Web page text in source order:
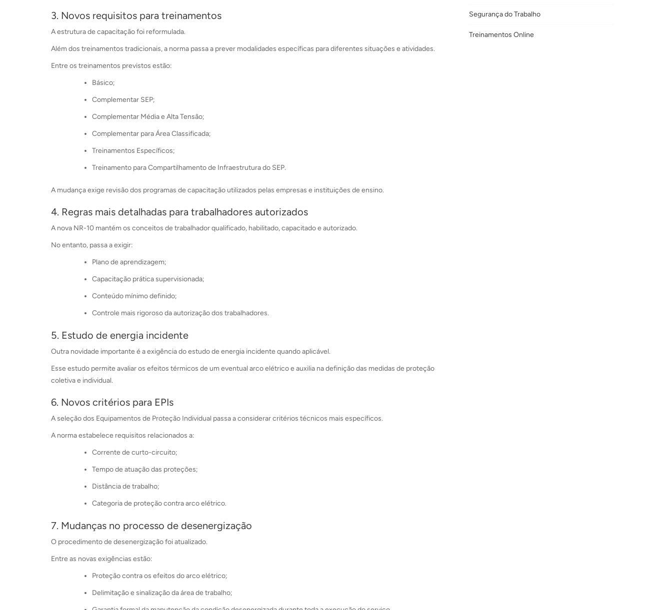
3. Novos requisitos para treinamentos
A estrutura de capacitação foi reformulada.
Além dos treinamentos tradicionais, a norma passa a prever modalidades específicas para diferentes situações e atividades.
Entre os treinamentos previstos estão:
Básico;
Complementar SEP;
Complementar Média e Alta Tensão;
Complementar para Área Classificada;
Treinamentos Específicos;
Treinamento para Compartilhamento de Infraestrutura do SEP.
A mudança exige revisão dos programas de capacitação utilizados pelas empresas e instituições de ensino.
4. Regras mais detalhadas para trabalhadores autorizados
A nova NR-10 mantém os conceitos de trabalhador qualificado, habilitado, capacitado e autorizado.
No entanto, passa a exigir:
Plano de aprendizagem;
Capacitação prática supervisionada;
Conteúdo mínimo definido;
Controle mais rigoroso da autorização dos trabalhadores.
5. Estudo de energia incidente
Outra novidade importante é a exigência do estudo de energia incidente quando aplicável.
Esse estudo permite avaliar os efeitos térmicos de um eventual arco elétrico e auxilia na definição das medidas de proteção
coletiva e individual.
6. Novos critérios para EPIs
A seleção dos Equipamentos de Proteção Individual passa a considerar critérios técnicos mais específicos.
A norma estabelece requisitos relacionados a:
Corrente de curto-circuito;
Tempo de atuação das proteções;
Distância de trabalho;
Categoria de proteção contra arco elétrico.
7. Mudanças no processo de desenergização
O procedimento de desenergização foi atualizado.
Entre as novas exigências estão:
Proteção contra os efeitos do arco elétrico;
Delimitação e sinalização da área de trabalho;
Segurança do Trabalho
Treinamentos Online